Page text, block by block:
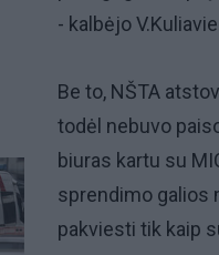
- kalbėjo
Be to, NŠTA
todėl nebuvo
biuras kartu su
sprendimo galios
pakviesti tik kaip